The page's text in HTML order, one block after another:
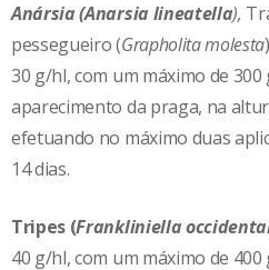
Anársia (Anarsia lineatella),
pessegueiro (Grapholita molesta
30 g/hl, com um máximo de
aparecimento da praga, na
efetuando no máximo duas
14 dias.
Tripes (Frankliniella
40 g/hl, com um máximo de